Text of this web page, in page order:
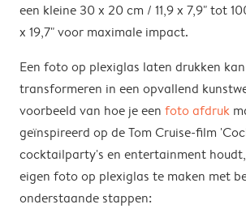
een kleine 30 x 20 cm / 11,9 x 7,9" tot
x 19,7" voor maximale impact.
Een foto op plexiglas laten drukken
transformeren in een opvallend
voorbeeld van hoe je een foto afdruk
geïnspireerd op de Tom Cruise-film
cocktailparty's en entertainment
eigen foto op plexiglas te maken met
onderstaande stappen: